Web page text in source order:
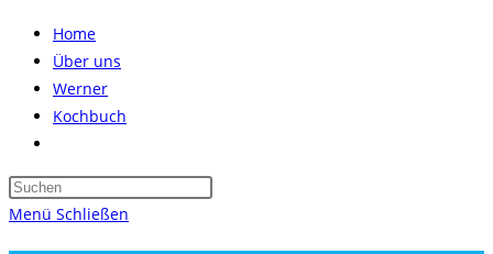
Home
Über uns
Werner
Kochbuch
umschalten
Press
Menü Schließen